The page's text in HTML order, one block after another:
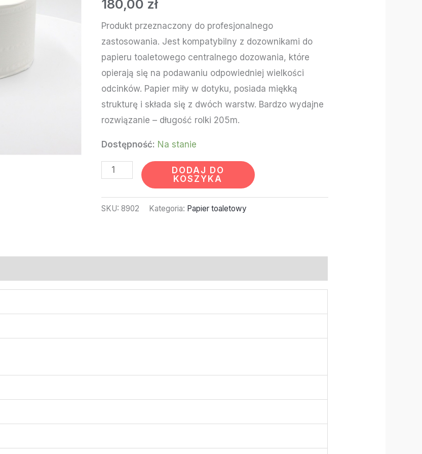
180,00 zł
Produkt przeznaczony do profesjonalnego
zastosowania. Jest kompatybilny z dozownikami do
papieru toaletowego centralnego dozowania, które
opierają się na podawaniu odpowiedniej wielkości
odcinków. Papier miły w dotyku, posiada miękką
strukturę i składa się z dwóch warstw. Bardzo wydajne
rozwiązanie – długość rolki 205m.
Dostępność: Na stanie
ROL)
#27205
DODAJ DO
KOSZYKA
SKU: 8902 Kategoria: Papier toaletowy